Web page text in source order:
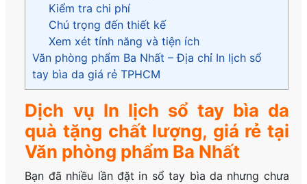
Kiểm tra chi phí
Chú trọng đến thiết kế
Xem xét tính năng và tiện ích
Văn phòng phẩm Ba Nhất – Địa chỉ In lịch sổ
tay bìa da giá rẻ TPHCM
Dịch vụ In lịch sổ tay bìa da
quà tặng chất lượng, giá rẻ tại
Văn phòng phẩm Ba Nhất
Bạn đã nhiều lần đặt in sổ tay bìa da nhưng chưa